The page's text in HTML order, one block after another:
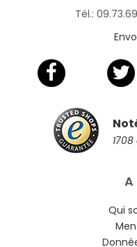
Tél.:
A
Qui